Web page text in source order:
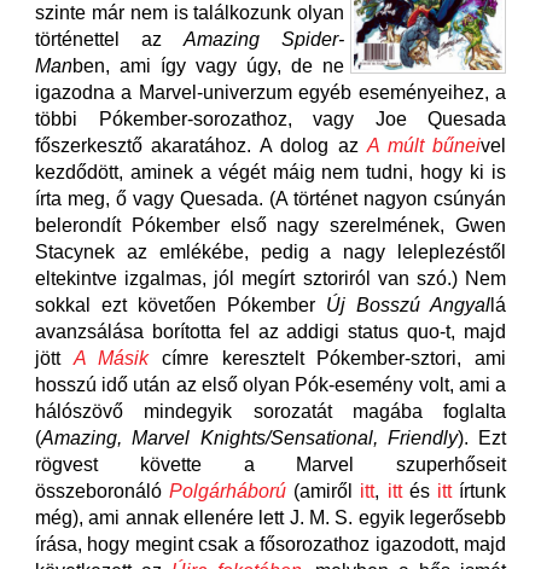
szinte már nem is találkozunk olyan
történettel azAmazing Spider-
Manben, ami így vagy úgy, de ne
igazodna a Marvel-univerzum egyéb eseményeihez, a
többi Pókember-sorozathoz, vagy Joe Quesada
főszerkesztő akaratához. A dolog az A múlt bűneivel
kezdődött, aminek a végét máig nem tudni, hogy ki is
írta meg, ő vagy Quesada. (A történet nagyon csúnyán
belerondít Pókember első nagy szerelmének, Gwen
Stacynek az emlékébe, pedig a nagy leleplezéstől
eltekintve izgalmas, jól megírt sztoriról van szó.) Nem
sokkal ezt követően Pókember Új Bosszú Angyal lá
avanzsálása borította fel az addigi status quo-t, majd
jött A Másik
címre keresztelt Pókember-sztori, ami
hosszú idő után az első olyan Pók-esemény volt, ami a
hálószövő mindegyik sorozatát magába foglalta
(Amazing, Marvel Knights/Sensational, Friendly). Ezt
rögvest követte a Marvel szuperhőseit
összeboronálóPolgárháború (amiről itt, ittés ittírtunk
még), ami annak ellenére lett J. M. S. egyik legerősebb
írása, hogy megint csak a fősorozathoz igazodott, majd